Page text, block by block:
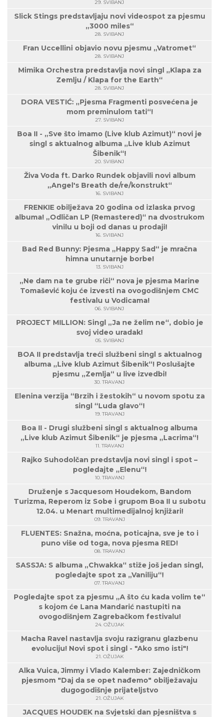
29. SVIBANJ
Slick Stings predstavljaju novi videospot za pjesmu
„3000 miles“
28. SVIBANJ
Fran Uccellini objavio novu pjesmu „Vatromet“
28. SVIBANJ
Mimika Orchestra predstavlja novi singl „Klapa za
Zemlju / Klapa for the Earth“
28. SVIBANJ
DORA VESTIĆ: „Pjesma Fragmenti posvećena je
mom preminulom tati“!
27. SVIBANJ
Boa II - „Sve što imamo (Live klub Azimut)“ novi je
singl s aktualnog albuma „Live klub Azimut
Šibenik“!
20. SVIBANJ
Živa Voda ft. Darko Rundek objavili novi album
„Angel's Breath de/re/konstrukt“
16. SVIBANJ
FRENKIE obilježava 20 godina od izlaska prvog
albuma! „Odličan LP (Remastered)“ na dvostrukom
vinilu u boji od danas u prodaji!
16. SVIBANJ
Bad Red Bunny: Pjesma „Happy Sad“ je mračna
himna unutarnje borbe!
13. SVIBANJ
„Ne dam na te grube riči“ nova je pjesma Marine
Tomašević koju će izvesti na ovogodišnjem CMC
festivalu u Vodicama!
06. SVIBANJ
PROJECT MILLION: Singl „Ja ne želim ne“, dobio je
svoj video uradak!
05. SVIBANJ
BOA II predstavlja treći službeni singl s aktualnog
albuma „Live klub Azimut Šibenik“! Poslušajte
pjesmu „Zemlja“ u live izvedbi!
30. TRAVANJ
Elenina verzija “Brzih i žestokih“ u novom spotu za
singl “Luda glavo“!
19. TRAVANJ
Boa II - Drugi službeni singl s aktualnog albuma
„Live klub Azimut Šibenik“ je pjesma „Lacrima“!
11. TRAVANJ
Rajko Suhodolčan predstavlja novi singl i spot –
pogledajte „Elenu“!
10. TRAVANJ
Druženje s Jacquesom Houdekom, Bandom
Turizma, Reperom iz Sobe i grupom Boa II u subotu
12.04. u Menart multimedijalnoj knjižari!
09. TRAVANJ
FLUENTES: Snažna, moćna, poticajna, sve je to i
puno više od toga, nova pjesma RED!
08. TRAVANJ
SASSJA: S albuma „Chwakka“ stiže još jedan singl,
pogledajte spot za „Vaniliju“!
07. TRAVANJ
Pogledajte spot za pjesmu „A što ću kada volim te“
s kojom će Lana Mandarić nastupiti na
ovogodišnjem Zagrebačkom festivalu!
24. OŽUJAK
Macha Ravel nastavlja svoju razigranu glazbenu
evoluciju! Novi spot i singl - "Ako smo isti"!
21. OŽUJAK
Alka Vuica, Jimmy i Vlado Kalember: Zajedničkom
pjesmom "Daj da se opet nađemo" obilježavaju
dugogodišnje prijateljstvo
21. OŽUJAK
JACQUES HOUDEK na Svjetski dan pjesništva s